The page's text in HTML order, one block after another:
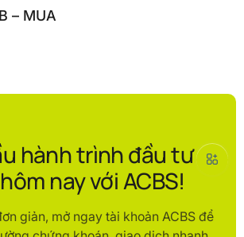
– MUA
hành trình đầu tư
nay với ACBS!
giản, mở ngay tài khoản ACBS để